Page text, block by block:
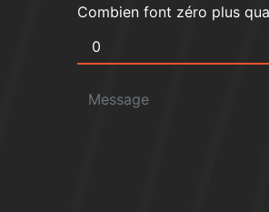
Combien font zéro plus